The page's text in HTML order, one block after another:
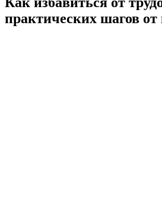
практических шагов от